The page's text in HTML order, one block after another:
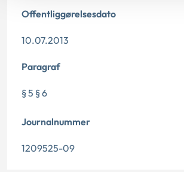
Offentliggørelsesdato
10.07.2013
Paragraf
§ 5 § 6
Journalnummer
1209525-09